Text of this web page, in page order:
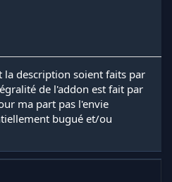
la description soient faits par
de l'addon est fait par
ma part pas l'envie
bugué et/ou